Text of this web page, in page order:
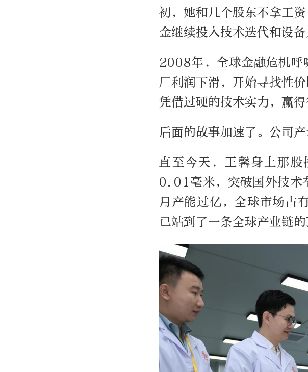
初，她和几个股东不拿工
金继续投入技术迭代和设备
2008年，全球金融危机呼
厂利润下滑，开始寻找性
凭借过硬的技术实力，赢得
后面的故事加速了。公司
直至今天，王馨身上那
0.01毫米，突破国外技术
月产能过亿，全球市场
已站到了一条全球产业链的